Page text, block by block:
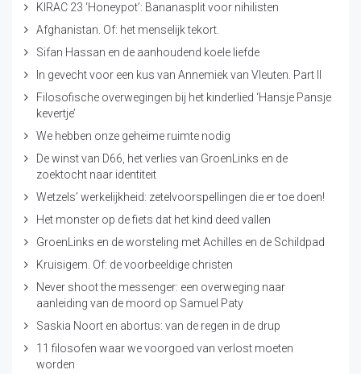
KIRAC 23 ‘Honeypot’: Bananasplit voor nihilisten
Afghanistan. Of: het menselijk tekort.
Sifan Hassan en de aanhoudend koele liefde
In gevecht voor een kus van Annemiek van Vleuten. Part II
Filosofische overwegingen bij het kinderlied ‘Hansje Pansje
kevertje’
We hebben onze geheime ruimte nodig
De winst van D66, het verlies van GroenLinks en de
zoektocht naar identiteit
Wetzels’ werkelijkheid: zetelvoorspellingen die er toe doen!
Het monster op de fiets dat het kind deed vallen
GroenLinks en de worsteling met Achilles en de Schildpad
Kruisigem. Of: de voorbeeldige christen
Never shoot the messenger: een overweging naar
aanleiding van de moord op Samuel Paty
Saskia Noort en abortus: van de regen in de drup
11 filosofen waar we voorgoed van verlost moeten
worden